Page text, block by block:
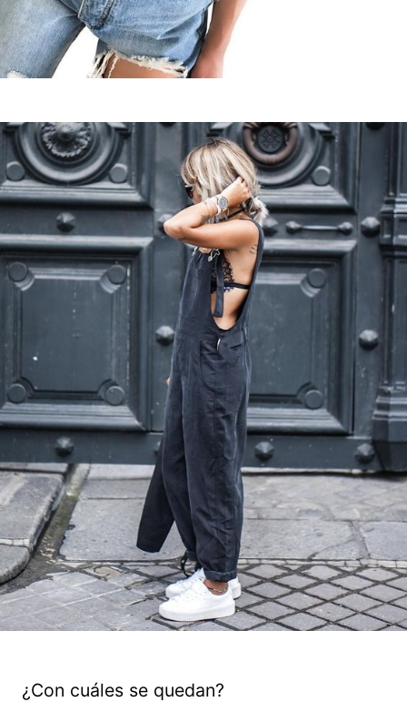
¿Con cuáles se quedan?